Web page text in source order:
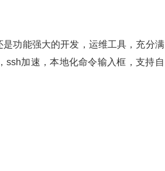
功能强大的开发，运维工具，充分满
ssh加速，本地化命令输入框，支持自